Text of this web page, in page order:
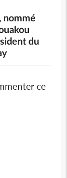
nommé
du
ce